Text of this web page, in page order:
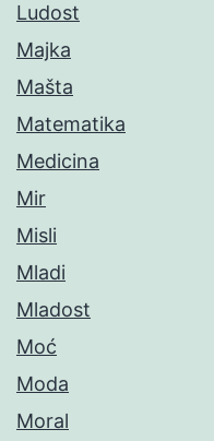
Ludost
Majka
Mašta
Matematika
Medicina
Mir
Misli
Mladi
Mladost
Moć
Moda
Moral